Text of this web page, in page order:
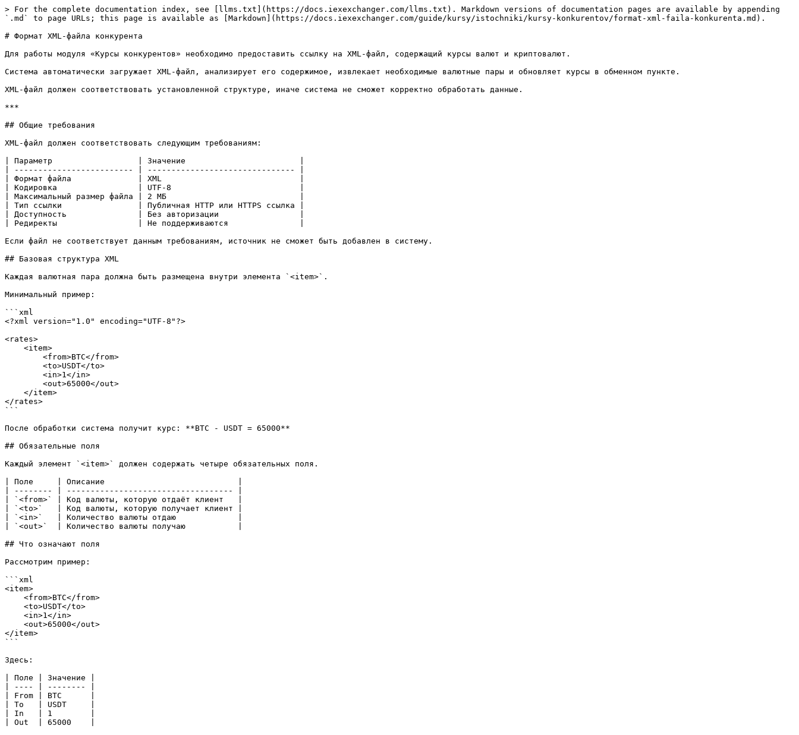
> For the complete documentation index, see [llms.txt](https://docs.iexexchanger.com/llms.txt). Markdown versions of documentation pages are available by appending
`.md` to page URLs; this page is available as [Markdown](https://docs.iexexchanger.com/guide/kursy/istochniki/kursy-konkurentov/format-xml-faila-konkurenta.md).
# Формат XML-файла конкурента
Для работы модуля «Курсы конкурентов» необходимо предоставить ссылку на XML-файл, содержащий курсы валют и криптовалют.
Система автоматически загружает XML-файл, анализирует его содержимое, извлекает необходимые валютные пары и обновляет курсы в обменном пункте.
XML-файл должен соответствовать установленной структуре, иначе система не сможет корректно обработать данные.
***
## Общие требования
XML-файл должен соответствовать следующим требованиям:
| Параметр                  | Значение                        |
| ------------------------- | ------------------------------- |
| Формат файла              | XML                             |
| Кодировка                 | UTF-8                           |
| Максимальный размер файла | 2 МБ                            |
| Тип ссылки                | Публичная HTTP или HTTPS ссылка |
| Доступность               | Без авторизации                 |
| Редиректы                 | Не поддерживаются               |
Если файл не соответствует данным требованиям, источник не сможет быть добавлен в систему.
## Базовая структура XML
Каждая валютная пара должна быть размещена внутри элемента `<item>`.
Минимальный пример:
```xml
<?xml version="1.0" encoding="UTF-8"?>
<rates>
</rates>
```
После обработки система получит курс: **BTC - USDT = 65000**
## Обязательные поля
Каждый элемент `<item>` должен содержать четыре обязательных поля.
| Поле     | Описание                            |
| -------- | ----------------------------------- |
| `<from>` | Код валюты, которую отдаёт клиент   |
| `<to>`   | Код валюты, которую получает клиент |
| `<in>`   | Количество валюты отдаю             |
| `<out>`  | Количество валюты получаю           |
## Что означают поля
Рассмотрим пример:
```xml
<item>
</item>
```
Здесь:
| Поле | Значение |
| ---- | -------- |
| From | BTC      |
| To   | USDT     |
| In   | 1        |
| Out  | 65000    |